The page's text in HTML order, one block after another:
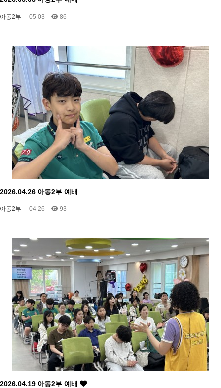
아동2부 05-03 86
2026.04.26 아동2부 예배
아동2부 04-26 93
2026.04.19 아동2부 예배